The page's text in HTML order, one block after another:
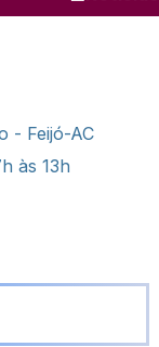
- Feijó-AC
às 13h